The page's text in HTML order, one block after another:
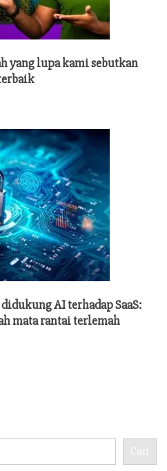
yang lupa kami sebutkan
AI terhadap SaaS:
mata rantai terlemah
Cari